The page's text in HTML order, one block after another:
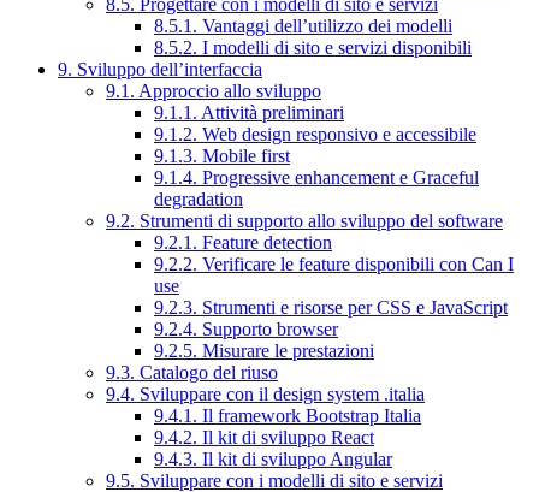
8.5. Progettare con i modelli di sito e servizi
8.5.1. Vantaggi dell’utilizzo dei modelli
8.5.2. I modelli di sito e servizi disponibili
9. Sviluppo dell’interfaccia
9.1. Approccio allo sviluppo
9.1.1. Attività preliminari
9.1.2. Web design responsivo e accessibile
9.1.3. Mobile first
9.1.4. Progressive enhancement e Graceful
degradation
9.2. Strumenti di supporto allo sviluppo del software
9.2.1. Feature detection
9.2.2. Verificare le feature disponibili con Can I
use
9.2.3. Strumenti e risorse per CSS e JavaScript
9.2.4. Supporto browser
9.2.5. Misurare le prestazioni
9.3. Catalogo del riuso
9.4. Sviluppare con il design system .italia
9.4.1. Il framework Bootstrap Italia
9.4.2. Il kit di sviluppo React
9.4.3. Il kit di sviluppo Angular
9.5. Sviluppare con i modelli di sito e servizi